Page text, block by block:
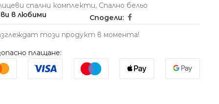
спални комплекти, Спално бельо
в любими
Сподели:
този продукт в момента!
плащане: